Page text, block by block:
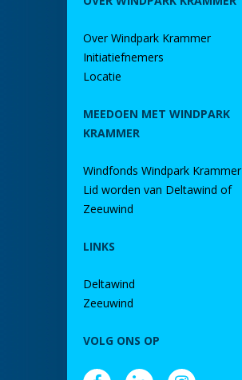
Over Windpark Krammer
Initiatiefnemers
Locatie
MEEDOEN MET WINDPARK
KRAMMER
Windfonds Windpark Krammer
Lid worden van Deltawind of
Zeeuwind
LINKS
Deltawind
Zeeuwind
VOLG ONS OP